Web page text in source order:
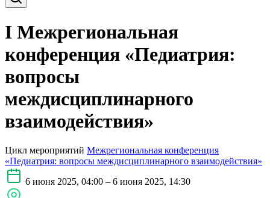
I Межрегиональная
конференция «Педиатрия:
вопросы
междисциплинарного
взаимодействия»
Цикл мероприятий Межрегиональная конференция
«Педиатрия: вопросы междисциплинарного взаимодействия»
6 июня 2025, 04:00 – 6 июня 2025, 14:30